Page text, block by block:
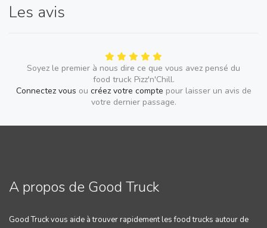
Les avis
Soyez le premier à nous dire ce que vous avez pensé du
food truck Pizz'n'Chill.
Connectez vous ou créez votre compte pour laisser un avis de
votre dernier passage.
A propos de Good Truck
Good Truck vous aide à trouver rapidement les food trucks autour de